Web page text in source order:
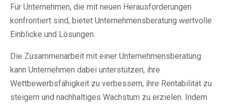
Für Unternehmen, die mit neuen Herausforderungen
konfrontiert sind, bietet Unternehmensberatung wertvolle
Einblicke und Lösungen.
Die Zusammenarbeit mit einer Unternehmensberatung
kann Unternehmen dabei unterstützen, ihre
Wettbewerbsfähigkeit zu verbessern, ihre Rentabilität zu
steigern und nachhaltiges Wachstum zu erzielen. Indem